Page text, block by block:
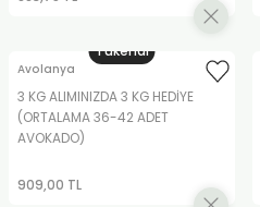
Tükendi
Avolanya
3 KG ALIMINIZDA 3 KG HEDİYE
(ORTALAMA 36-42 ADET
AVOKADO)
909,00 TL